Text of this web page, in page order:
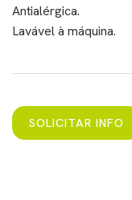
Antialérgica.
Lavável à máquina.
SOLICITAR INFO